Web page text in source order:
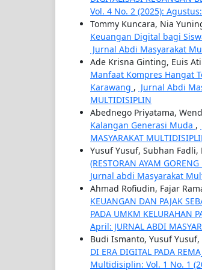
Vol. 4 No. 2 (2025): Agustus:
Tommy Kuncara, Nia
Keuangan Digital bagi
Jurnal Abdi Masyarakat
Ade Krisna Ginting, Euis
Manfaat Kompres Hangat
Karawang , Jurnal Abdi
MULTIDISIPLIN
Abednego Priyatama,
Kalangan Generasi Muda ,
MASYARAKAT
Yusuf Yusuf, Subhan
(RESTORAN AYAM
Jurnal abdi Masyarakat
Ahmad Rofiudin, Fajar
KEUANGAN DAN PAJAK
PADA UMKM KELURAHAN
April: JURNAL ABDI
Budi Ismanto, Yusuf
DI ERA DIGITAL PADA
Multidisiplin: Vol. 1 No. 1